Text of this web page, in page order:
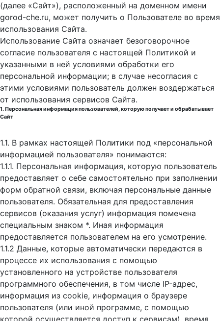
(далее «Сайт»), расположенный на доменном имени
gorod-che.ru, может получить о Пользователе во время
использования Cайта.
Использование Сайта означает безоговорочное
согласие пользователя с настоящей Политикой и
указанными в ней условиями обработки его
персональной информации; в случае несогласия с
этими условиями пользователь должен воздержаться
от использования сервисов Сайта.
1. Персональная информация пользователей, которую получает и обрабатывает
Сайт
1.1. В рамках настоящей Политики под «персональной
информацией пользователя» понимаются:
1.1.1. Персональная информация, которую пользователь
предоставляет о себе самостоятельно при заполнении
форм обратной связи, включая персональные данные
пользователя. Обязательная для предоставления
сервисов (оказания услуг) информация помечена
специальным знаком *. Иная информация
предоставляется пользователем на его усмотрение.
1.1.2 Данные, которые автоматически передаются в
процессе их использования с помощью
установленного на устройстве пользователя
программного обеспечения, в том числе IP-адрес,
информация из cookie, информация о браузере
пользователя (или иной программе, с помощью